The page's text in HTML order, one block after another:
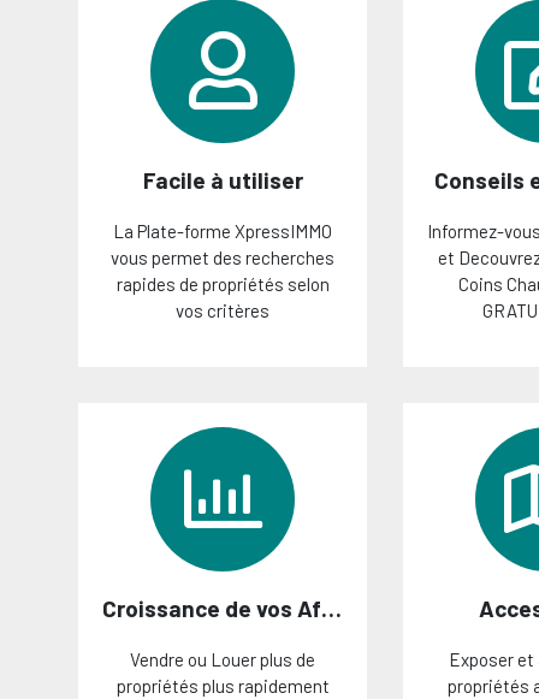
Facile à utiliser
La Plate-forme XpressIMMO
vous permet des recherches
rapides de propriétés selon
vos critères
Conseils
Informez-
et
Coins
Croissance de vos Affaires
Vendre ou Louer plus de
propriétés plus rapidement
Exposer et
propriétés